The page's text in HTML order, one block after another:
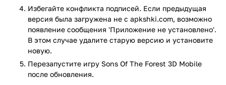
Sons Of The Forest 3D Mobile — это испытание, которое
проверит вашу способность мыслить, адаптироваться и
бороться. Здесь не будет вторых попыток — каждый день
на острове может стать последним. Если вы готовы
принять вызов, заглянуть в тень и выйти победителем —
скачивайте и начинайте свой путь. Но помните: остров не
прощает ошибок.
Избегайте конфликта подписей. Если предыдущая
версия была загружена не с apkshki.com, возможно
появление сообщения 'Приложение не установлено'.
В этом случае удалите старую версию и установите
новую.
Перезапустите игру Sons Of The Forest 3D Mobile
после обновления.